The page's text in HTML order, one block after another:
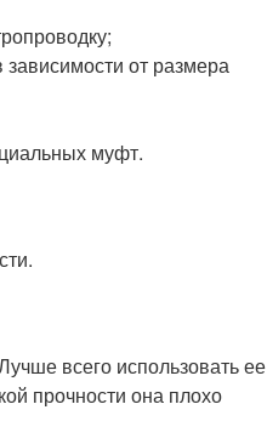
от размера
муфт.
всего использовать ее
прочности она плохо